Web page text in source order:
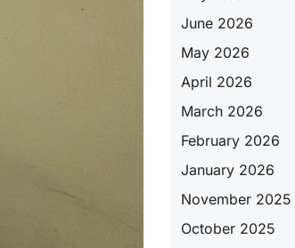
June 2026
May 2026
April 2026
March 2026
February 2026
January 2026
November 2025
October 2025